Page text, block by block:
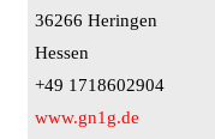
36266 Heringen
Hessen
+49 1718602904
www.gn1g.de